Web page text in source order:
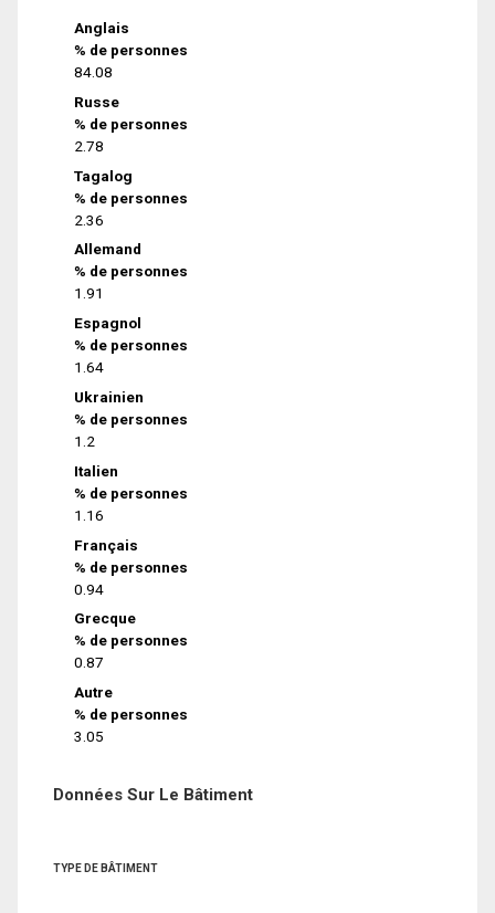
Anglais
% de personnes
84.08
Russe
% de personnes
2.78
Tagalog
% de personnes
2.36
Allemand
% de personnes
1.91
Espagnol
% de personnes
1.64
Ukrainien
% de personnes
1.2
Italien
% de personnes
1.16
Français
% de personnes
0.94
Grecque
% de personnes
0.87
Autre
% de personnes
3.05
Données Sur Le Bâtiment
TYPE DE BÂTIMENT